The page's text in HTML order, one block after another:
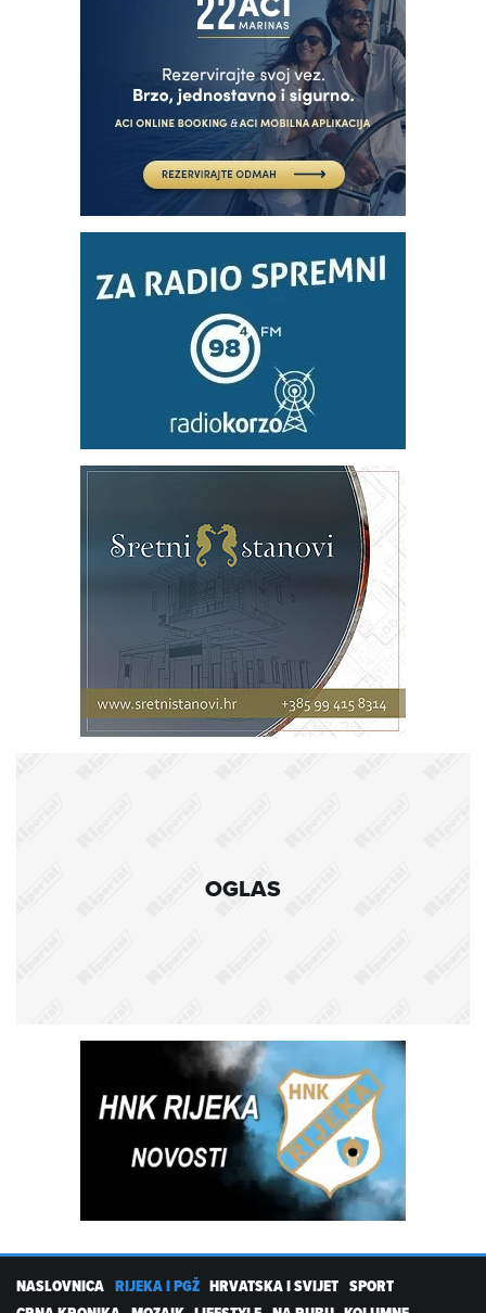
OGLAS
NASLOVNICA RIJEKA I PGŽ HRVATSKA I SVIJET SPORT